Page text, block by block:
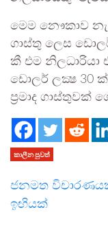
මෙම නෞකාව
ගාස්තු ලෙස
කී එම
ඩොලර් ලක්‍ෂ 30
ප්‍රමාද ගාස්තුවක්
කාලීන පුවත්
ජනමත
ඉඟියක්